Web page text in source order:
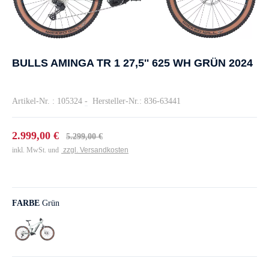
BULLS AMINGA TR 1 27,5'' 625 WH GRÜN 2024
Artikel-Nr. : 105324 - Hersteller-Nr.: 836-63441
2.999,00 € 5.299,00 €
inkl. MwSt. und zzgl. Versandkosten
FARBE Grün